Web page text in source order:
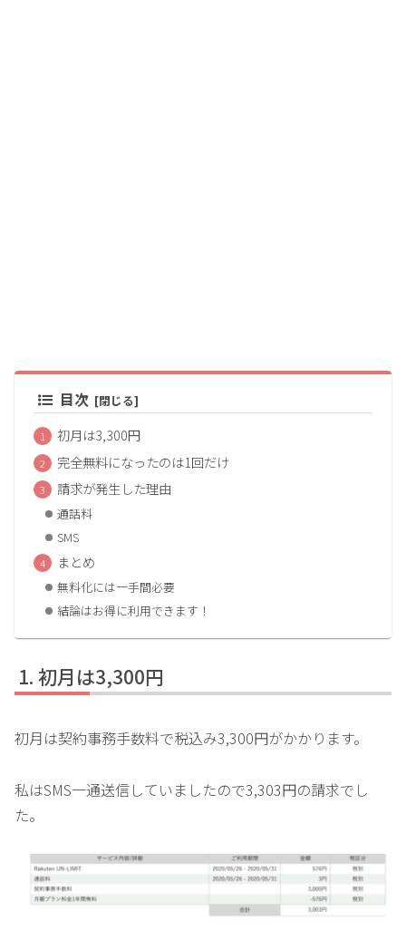
目次
初月は3,300円
完全無料になったのは1回だけ
請求が発生した理由
通話料
SMS
まとめ
無料化には一手間必要
結論はお得に利用できます！
初月は3,300円
初月は契約事務手数料で税込み3,300円がかかります。
私はSMS一通送信していましたので3,303円の請求でし
た。